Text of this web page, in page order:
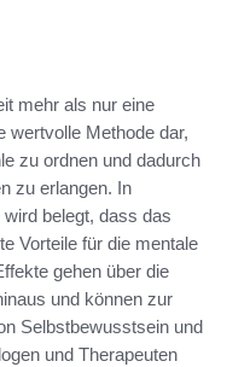
mehr als nur eine
wertvolle Methode dar,
zu ordnen und dadurch
zu erlangen. In
belegt, dass das
Vorteile für die mentale
gehen über die
und können zur
Selbstbewusstsein und
und Therapeuten